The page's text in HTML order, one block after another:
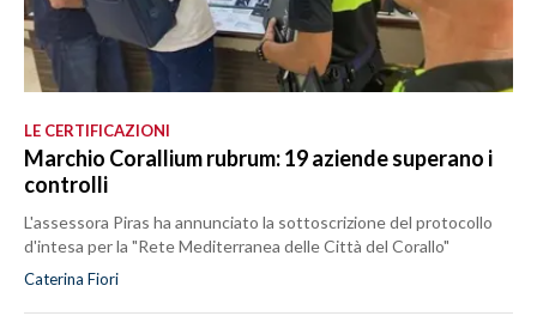
LE CERTIFICAZIONI
Marchio Corallium rubrum: 19 aziende superano i
controlli
L'assessora Piras ha annunciato la sottoscrizione del protocollo
d'intesa per la "Rete Mediterranea delle Città del Corallo"
Caterina Fiori